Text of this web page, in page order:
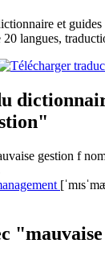
et
20 langues,
gestion f